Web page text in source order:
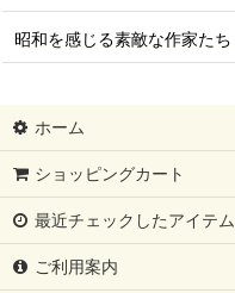
昭和を感じる素敵な作家たち
ホーム
ショッピングカート
最近チェックしたアイテム
ご利用案内